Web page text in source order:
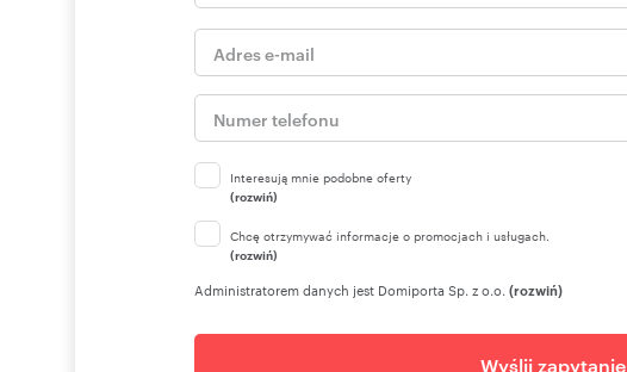
Interesują mnie podobne oferty
(rozwiń)
Chcę otrzymywać informacje o promocjach i usługach.
(rozwiń)
Administratorem danych jest Domiporta Sp. z o.o. (rozwiń)
Wyślij zapytanie